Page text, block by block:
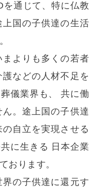
を通じて、特に仏教
国の子供達の生活
よりも多くの若者
などの人材不足を
儀業界も、 共に働
。途上国の子供達
自立を実現させる
に生きる 日本企業
おります。
の子供達に還元す